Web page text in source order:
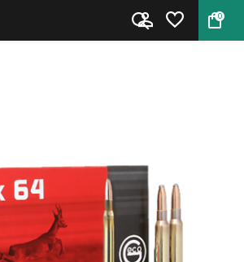
0
7x64 Deelmantel munitie van Ge...